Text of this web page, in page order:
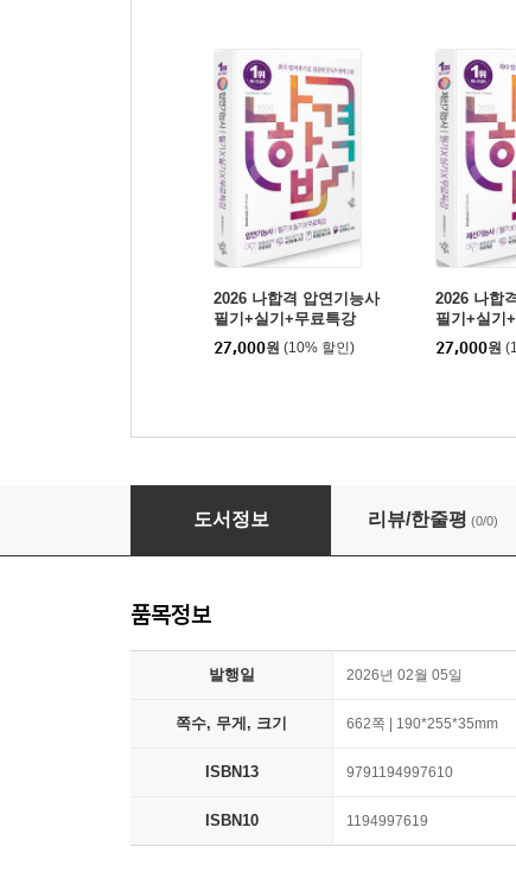
2026 나합격 압연기능사
필기+실기+무료특강
27,000원 (10% 할인)
2026 나합
필기+실기
27,000원
2026 나합격 제강기능사 필기+실기+무료특강
도서정보 리뷰/한줄평 (0/0)
품목정보
발행일 2026년 02월 05일
쪽수, 무게, 크기 662쪽 | 190*255*35mm
ISBN13 9791194997610
ISBN10 1194997619